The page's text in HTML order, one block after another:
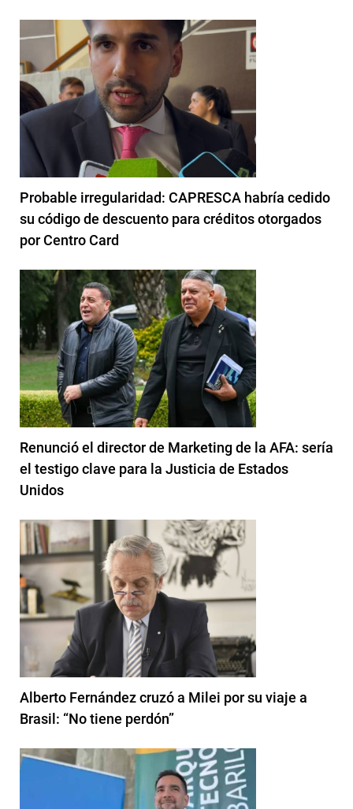
Probable irregularidad: CAPRESCA habría cedido
su código de descuento para créditos otorgados
por Centro Card
Renunció el director de Marketing de la AFA: sería
el testigo clave para la Justicia de Estados
Unidos
Alberto Fernández cruzó a Milei por su viaje a
Brasil: “No tiene perdón”